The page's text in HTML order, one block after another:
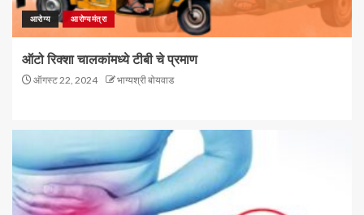
आरोग्य आरोग्यमंत्रा
ऑटो रिक्शा चालकांमध्ये टीबी चे प्रमाण
ऑगस्ट 22, 2024 भाग्यश्री बोयवाड